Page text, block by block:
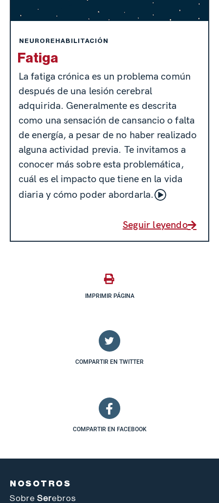
NEUROREHABILITACIÓN
Fatiga
La fatiga crónica es un problema común
después de una lesión cerebral
adquirida. Generalmente es descrita
como una sensación de cansancio o falta
de energía, a pesar de no haber realizado
alguna actividad previa. Te invitamos a
conocer más sobre esta problemática,
cuál es el impacto que tiene en la vida
diaria y cómo poder abordarla.
Seguir leyendo
IMPRIMIR PÁGINA
COMPARTIR EN TWITTER
COMPARTIR EN FACEBOOK
NOSOTROS
Sobre Serebros